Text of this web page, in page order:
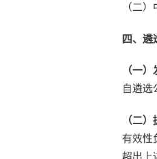
（二
四、 遴
（一
自遴选
（二
有效性
超出上